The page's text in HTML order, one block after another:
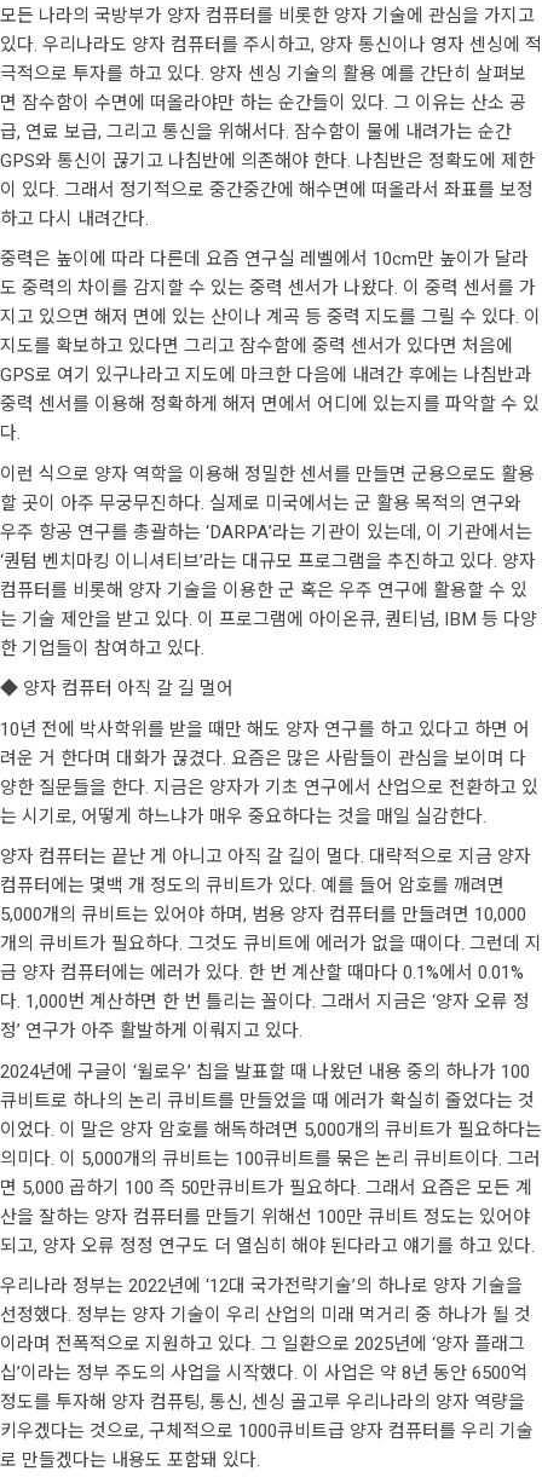
모든 나라의 국방부가 양자 컴퓨터를 비롯한 양자 기술에 관심을 가지고
있다. 우리나라도 양자 컴퓨터를 주시하고, 양자 통신이나 영자 센싱에 적
극적으로 투자를 하고 있다. 양자 센싱 기술의 활용 예를 간단히 살펴보
면 잠수함이 수면에 떠올라야만 하는 순간들이 있다. 그 이유는 산소 공
급, 연료 보급, 그리고 통신을 위해서다. 잠수함이 물에 내려가는 순간
GPS와 통신이 끊기고 나침반에 의존해야 한다. 나침반은 정확도에 제한
이 있다. 그래서 정기적으로 중간중간에 해수면에 떠올라서 좌표를 보정
하고 다시 내려간다.
중력은 높이에 따라 다른데 요즘 연구실 레벨에서 10cm만 높이가 달라
도 중력의 차이를 감지할 수 있는 중력 센서가 나왔다. 이 중력 센서를 가
지고 있으면 해저 면에 있는 산이나 계곡 등 중력 지도를 그릴 수 있다. 이
지도를 확보하고 있다면 그리고 잠수함에 중력 센서가 있다면 처음에
GPS로 여기 있구나라고 지도에 마크한 다음에 내려간 후에는 나침반과
중력 센서를 이용해 정확하게 해저 면에서 어디에 있는지를 파악할 수 있
다.
이런 식으로 양자 역학을 이용해 정밀한 센서를 만들면 군용으로도 활용
할 곳이 아주 무궁무진하다. 실제로 미국에서는 군 활용 목적의 연구와
우주 항공 연구를 총괄하는 ‘DARPA’라는 기관이 있는데, 이 기관에서는
‘퀀텀 벤치마킹 이니셔티브’라는 대규모 프로그램을 추진하고 있다. 양자
컴퓨터를 비롯해 양자 기술을 이용한 군 혹은 우주 연구에 활용할 수 있
는 기술 제안을 받고 있다. 이 프로그램에 아이온큐, 퀀티넘, IBM 등 다양
한 기업들이 참여하고 있다.
◆ 양자 컴퓨터 아직 갈 길 멀어
10년 전에 박사학위를 받을 때만 해도 양자 연구를 하고 있다고 하면 어
려운 거 한다며 대화가 끊겼다. 요즘은 많은 사람들이 관심을 보이며 다
양한 질문들을 한다. 지금은 양자가 기초 연구에서 산업으로 전환하고 있
는 시기로, 어떻게 하느냐가 매우 중요하다는 것을 매일 실감한다.
양자 컴퓨터는 끝난 게 아니고 아직 갈 길이 멀다. 대략적으로 지금 양자
컴퓨터에는 몇백 개 정도의 큐비트가 있다. 예를 들어 암호를 깨려면
5,000개의 큐비트는 있어야 하며, 범용 양자 컴퓨터를 만들려면 10,000
개의 큐비트가 필요하다. 그것도 큐비트에 에러가 없을 때이다. 그런데 지
금 양자 컴퓨터에는 에러가 있다. 한 번 계산할 때마다 0.1%에서 0.01%
다. 1,000번 계산하면 한 번 틀리는 꼴이다. 그래서 지금은 ‘양자 오류 정
정’ 연구가 아주 활발하게 이뤄지고 있다.
2024년에 구글이 ‘윌로우’ 칩을 발표할 때 나왔던 내용 중의 하나가 100
큐비트로 하나의 논리 큐비트를 만들었을 때 에러가 확실히 줄었다는 것
이었다. 이 말은 양자 암호를 해독하려면 5,000개의 큐비트가 필요하다는
의미다. 이 5,000개의 큐비트는 100큐비트를 묶은 논리 큐비트이다. 그러
면 5,000 곱하기 100 즉 50만큐비트가 필요하다. 그래서 요즘은 모든 계
산을 잘하는 양자 컴퓨터를 만들기 위해선 100만 큐비트 정도는 있어야
되고, 양자 오류 정정 연구도 더 열심히 해야 된다라고 얘기를 하고 있다.
우리나라 정부는 2022년에 ‘12대 국가전략기술’의 하나로 양자 기술을
선정했다. 정부는 양자 기술이 우리 산업의 미래 먹거리 중 하나가 될 것
이라며 전폭적으로 지원하고 있다. 그 일환으로 2025년에 ‘양자 플래그
십’이라는 정부 주도의 사업을 시작했다. 이 사업은 약 8년 동안 6500억
정도를 투자해 양자 컴퓨팅, 통신, 센싱 골고루 우리나라의 양자 역량을
키우겠다는 것으로, 구체적으로 1000큐비트급 양자 컴퓨터를 우리 기술
로 만들겠다는 내용도 포함돼 있다.